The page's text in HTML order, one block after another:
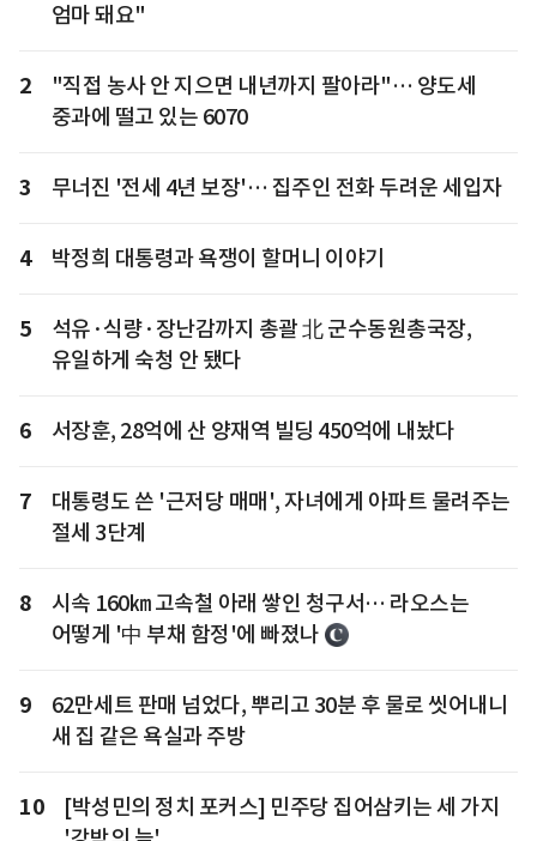
엄마 돼요"
2
"직접 농사 안 지으면 내년까지 팔아라"… 양도세
중과에 떨고 있는 6070
3 무너진 '전세 4년 보장'… 집주인 전화 두려운 세입자
4 박정희 대통령과 욕쟁이 할머니 이야기
5
석유·식량·장난감까지 총괄 北 군수동원총국장,
유일하게 숙청 안 됐다
6 서장훈, 28억에 산 양재역 빌딩 450억에 내놨다
7
대통령도 쓴 '근저당 매매', 자녀에게 아파트 물려주는
절세 3단계
8
시속 160㎞ 고속철 아래 쌓인 청구서… 라오스는
어떻게 '中 부채 함정'에 빠졌나
9
62만세트 판매 넘었다, 뿌리고 30분 후 물로 씻어내니
새 집 같은 욕실과 주방
10
[박성민의 정치 포커스] 민주당 집어삼키는 세 가지